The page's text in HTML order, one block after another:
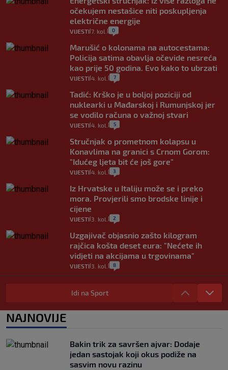
očekujem nestašice niti poskupljenja
električne energije
VIJESTI 7. kol. 0
Marušić o kolonama na autocestama:
Policija satima obavlja očevide nesreća
kao prije 50 godina. Evo kako to ubrzati
VIJESTI 4. kol. 7
Tadić: Krško je u boljoj poziciji od
nuklearki u Mađarskoj i Rumunjskoj jer
se vodilo računa o važnoj stvari
VIJESTI 4. kol. 5
Stručnjak o prometnom kolapsu u
Konavlima na granici s Crnom Gorom:
"Idućeg ljeta bit će još gore"
VIJESTI 4. kol. 3
Iz Hrvatske u Italiju može se i preko
mora. Provjerili smo brodske linije i
cijene
VIJESTI 3. kol. 2
Uzgajivač objasnio zašto kilogram
rajčica košta deset eura: "Nećete ih
vidjeti na akcijama u trgovinama"
VIJESTI 3. kol. 8
Selidba je jedno od stresnijih iskustava.
Evo aktualnih cijena i nekoliko savjeta
0
automobilom na Hvar iz Zagreba, a
koliko iz Osijeka
VIJESTI 14
Idi na Sport
NAJNOVIJE
Bakin trik za savršen ajvar: Dodaje
jedan sastojak koji okus podiže na
sasvim novu razinu